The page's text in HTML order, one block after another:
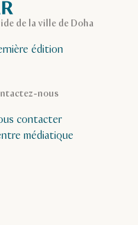
de la ville de Doha
édition
nous
contacter
médiatique